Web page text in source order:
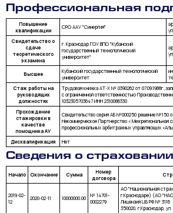
Профессиональная
Повышение
квалификации
СРО ААУ "Синергия"
Свидетельство о
сдаче
теоретического
экзамена
г. Краснодар ГОУ ВПО "Кубанский
государственный технологический
университет"
Высшее
Кубанский государственный технологический
университет
Стаж работы на
руководящих
должностях
Трудовая книжка AT-X № 0390262 от
с ограниченной ответственностью
1032305703647 ИНН 2310086330
Прохождение
стажировки в
качестве
помощника АУ
Свидетельство серия АБ №000250 решение №150
Некоммерческое Партнерство « Межрегиональная
профессиональных арбитражных управляющих
Дисквалификация Нет
Сведения о страховании
Начало Окончание Сумма
Номер
договора
2019-02-
12
2020-02-11 10000000.00
№ 14701-
0002279
АО "Национальная
г.Краснодаре) (АО
Лицензия ЦБ РФ № 3116
350020, г.Краснодар,